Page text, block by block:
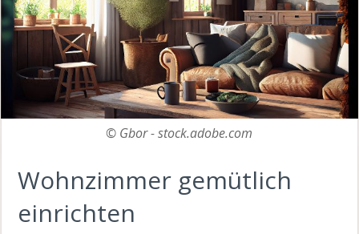
© Gbor - stock.adobe.com
Wohnzimmer gemütlich
einrichten